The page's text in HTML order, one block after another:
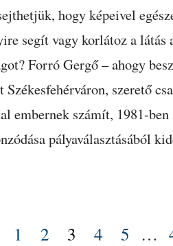
hogy képeivel
segít vagy korlátoz a látás
Forró Gergő – ahogy
szerető
embernek számít, 1981-
pályaválasztásából
1 2 3 4 5 …